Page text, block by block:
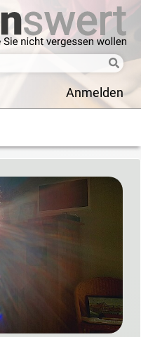
Anmelden